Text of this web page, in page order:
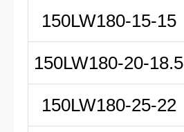
150LW180-15-15
150LW180-20-18.5
150LW180-25-22